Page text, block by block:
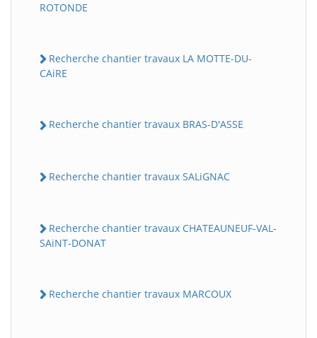
ROTONDE
Recherche chantier travaux LA MOTTE-DU-
CAiRE
Recherche chantier travaux BRAS-D'ASSE
Recherche chantier travaux SALiGNAC
Recherche chantier travaux CHATEAUNEUF-VAL-
SAiNT-DONAT
Recherche chantier travaux MARCOUX